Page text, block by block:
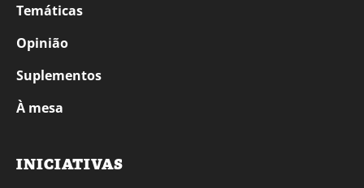
Temáticas
Opinião
Suplementos
À mesa
INICIATIVAS